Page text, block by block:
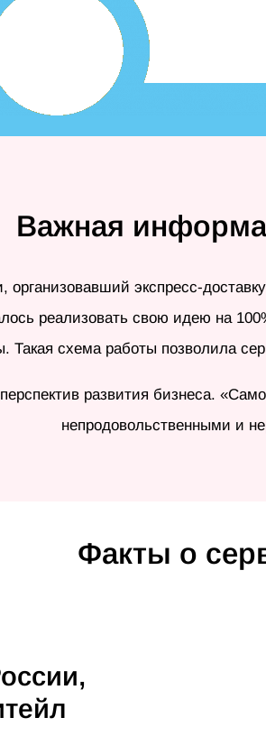
Важная
экспресс-
реализовать свою идею на
Такая схема работы позволила
развития бизнеса.
непродовольственными и
Факты о